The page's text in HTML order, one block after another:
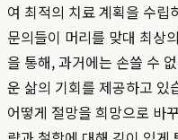
여 최적의 치료 계획을 수립
문의들이 머리를 맞대 최상
을 통해, 과거에는 손쓸 수
운 삶의 기회를 제공하고 있
어떻게 절망을 희망으로 바